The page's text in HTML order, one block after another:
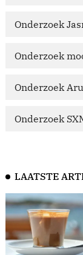
Onderzoek
Onderzoek
Onderzoek
Onderzoek
LAATSTE